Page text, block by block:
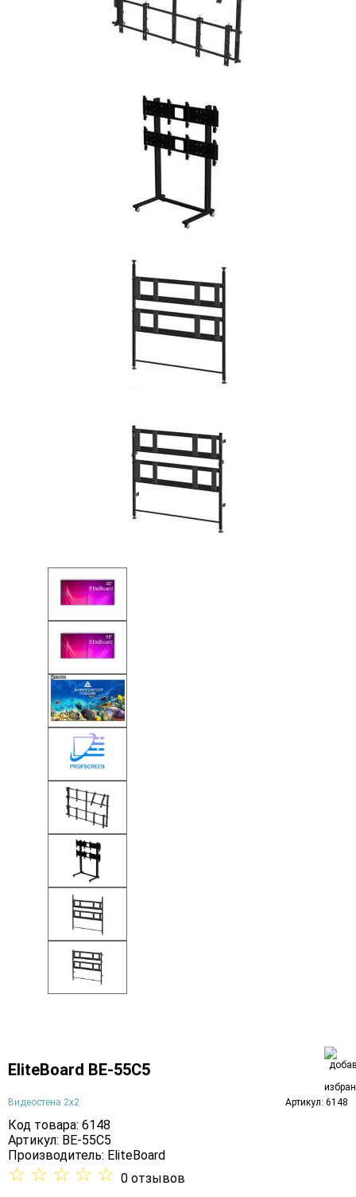
EliteBoard BE-55C5
Видеостена 2x2 Артикул: 6148
Код товара: 6148
Артикул: BE-55C5
Производитель: EliteBoard
☆ ☆ ☆ ☆ ☆ 0 отзывов